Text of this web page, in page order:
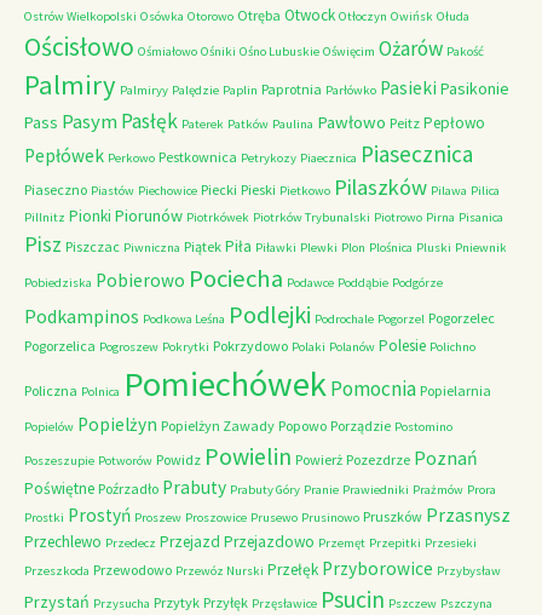
Ostrów Wielkopolski Osówka Otorowo Otręba Otwock Otłoczyn Owińsk Ołuda
Ościsłowo Ośmiałowo Ośniki Ośno Lubuskie Oświęcim Ożarów Pakość
Palmiry Palmiryy Palędzie Paplin Paprotnia Parłówko Pasieki Pasikonie
Pass PasymPasłęk Paterek Patków Paulina Pawłowo Peitz Pepłowo
Pepłówek Perkowo Pestkownica Petrykozy Piaecznica Piasecznica
Piaseczno Piastów Piechowice Piecki Pieski Pietkowo Pilaszków Pilawa Pilica
Pillnitz Pionki Piorunów Piotrkówek Piotrków Trybunalski Piotrowo Pirna Pisanica
Pisz Piszczac Piwniczna Piątek Piła Piławki Plewki Plon Plośnica Pluski Pniewnik
Pobiedziska Pobierowo Pociecha Podawce Poddąbie Podgórze
Podkampinos Podkowa Leśna Podlejki Podrochale Pogorzel Pogorzelec
Pogorzelica Pogroszew Pokrytki Pokrzydowo Polaki Polanów Polesie Polichno
Policzna Polnica PomiechówekPomocnia Popielarnia
Popielów Popielżyn Popielżyn Zawady Popowo Porządzie Postomino
Poszeszupie Potworów Powidz Powielin Powierż Pozezdrze Poznań
Poświętne Poźrzadło Prabuty Prabuty Góry Pranie Prawiedniki Prażmów Prora
Prostki Prostyń Proszew Proszowice Prusewo Prusinowo Pruszków Przasnysz
Przechlewo Przedecz Przejazd Przejazdowo Przemęt Przepitki Przesieki
Przeszkoda Przewodowo Przewóz Nurski Przełęk Przyborowice Przybysław
Przystań Przysucha Przytyk Przyłęk Przęsławice Psucin Pszczew Pszczyna